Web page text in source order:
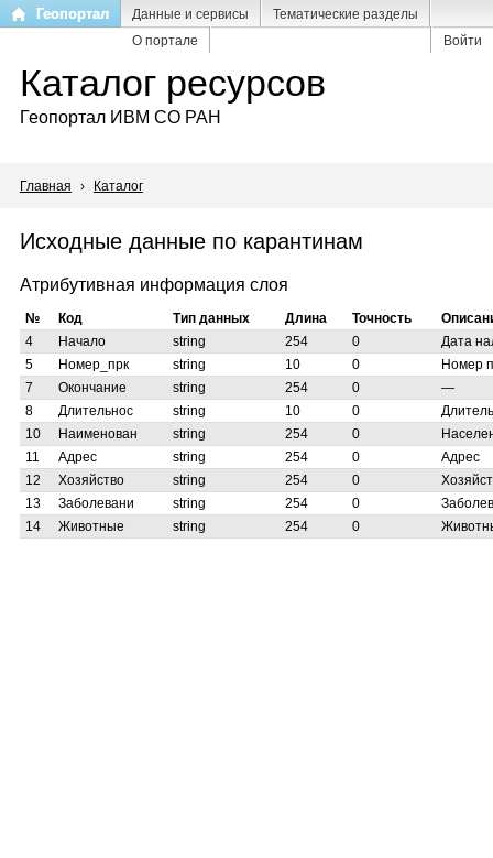
Перейти
содержанию
Геопортал Данные и сервисы
Тематические разделы
О портале
Войти
Каталог ресурсов
Геопортал ИВМ СО РАН
Главная › Каталог
Исходные данные по карантинам
Атрибутивная информация слоя
№ Код Тип данных Длина Точность
4
Начало string 254 0
Дата
5
Номер_прк string 10 0
Номер
7
Окончание string 254 0
—
8
Длительнос string 10 0
10
Наименован string 254 0
11
Адрес string 254 0
Адрес
12
Хозяйство string 254 0
13
Заболевани string 254 0
14
Животные string 254 0